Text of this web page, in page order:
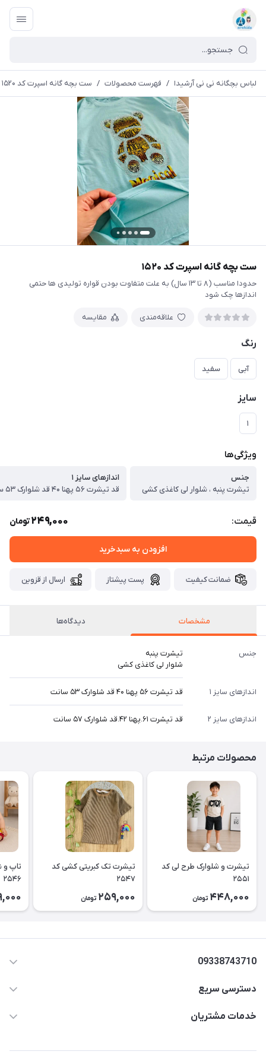
لباس بچگانه نی نی آرشیدا / فهرست محصولات / ست بچه گانه اسپرت کد ۱۵۲۰
ست بچه گانه اسپرت کد ۱۵۲۰
حدودا مناسب (۸ تا ۱۳ سال) به علت متفاوت بودن قواره تولیدی ها حتمی
اندازها چک شود
علاقه‌مندی مقایسه
رنگ
آبی سفید
سایز
۱
ویژگی‌ها
جنس
تیشرت پنبه ، شلوار لی کاغذی کشی
اندازهای سایز ۱
قد تیشرت ۵۶ پهنا ۴۰ قد شلوارک ۵۳ سانت
قیمت: 249,000تومان
افزودن به سبدخرید
ضمانت کیفیت پست پیشتاز ارسال از قزوین
مشخصات دیدگاه‌ها
جنس
تیشرت پنبه
شلوار لی کاغذی کشی
اندازهای سایز ۱ قد تیشرت ۵۶ پهنا ۴۰ قد شلوارک ۵۳ سانت
اندازهای سایز ۲ قد تیشرت ۶۱.پهنا ۴۲.قد شلوارک ۵۷ سانت
محصولات مرتبط
تیشرت و شلوارک طرح لی کد
۲۵۵۱
448,000 تومان
تیشرت تک کبریتی کشی کد
۲۵۴۷
259,000 تومان
تاپ و
۲۵۴۶
09338743710
دسترسی سریع
حساب کاربری
لیست محصولات
خدمات مشتریان